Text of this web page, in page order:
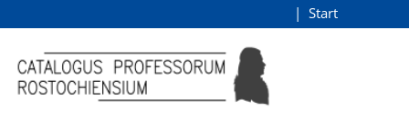
Browsen
direkt zum Inhalt
Start